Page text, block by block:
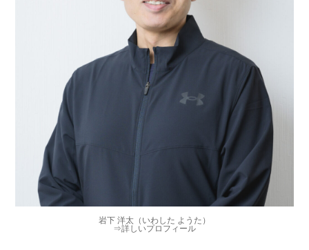
岩下 洋太（いわした ようた）
⇒詳しいプロフィール